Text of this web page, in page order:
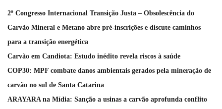
2º Congresso Internacional Transição Justa – Obsolescência do
Carvão Mineral e Metano abre pré-inscrições e discute caminhos
para a transição energética
Carvão em Candiota: Estudo inédito revela riscos à saúde
COP30: MPF combate danos ambientais gerados pela mineração de
carvão no sul de Santa Catarina
ARAYARA na Mídia: Sanção a usinas a carvão aprofunda conflito